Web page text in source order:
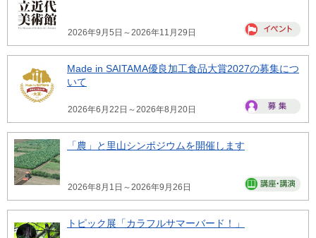
2026年9月5日～2026年11月29日
Made in SAITAMA優良加工食品大賞2027の募集につ
いて
2026年6月22日～2026年8月20日
「農」と里山シンポジウムを開催します
2026年8月1日～2026年9月26日
トピック展「カラフルサマーバード！」